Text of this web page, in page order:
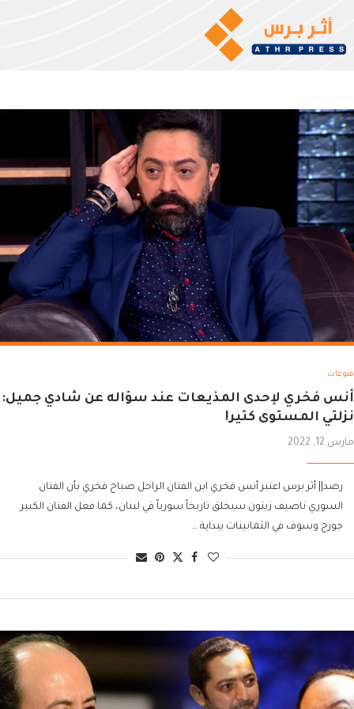
منوعات
أنس فخري لإحدى المذيعات عند سؤاله عن شادي جميل:
نزلتي المستوى كتير!
مارس 12, 2022
رصد|| أثر برس اعتبر أنس فخري ابن الفنان الراحل صباح فخري بأن الفنان
السوري ناصيف زيتون سيخلق تاريخاً سورياً في لبنان، كما فعل الفنان الكبير
جورج وسوف في الثمانينات ببداية …